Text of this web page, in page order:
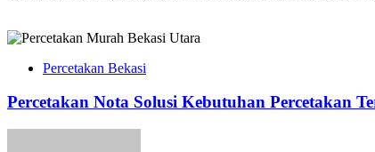
Percetakan Bekasi
Percetakan Nota Solusi Kebutuhan Percetakan